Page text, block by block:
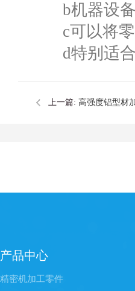
b机器设备
c可以将零
d特别适合
上一篇: 高强度铝型材
产品中心
精密机加工零件